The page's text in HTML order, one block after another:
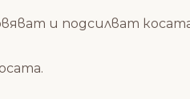
и подсилват